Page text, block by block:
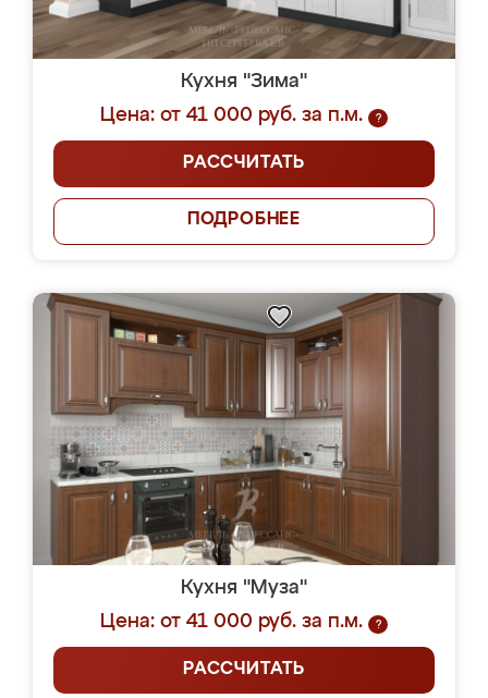
Кухня "Зима"
Цена: от 41 000 руб. за п.м.
?
РАССЧИТАТЬ
ПОДРОБНЕЕ
Кухня "Муза"
Цена: от 41 000 руб. за п.м.
?
РАССЧИТАТЬ